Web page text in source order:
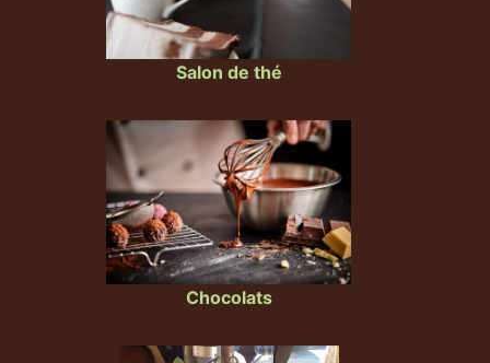
Salon de thé
Chocolats